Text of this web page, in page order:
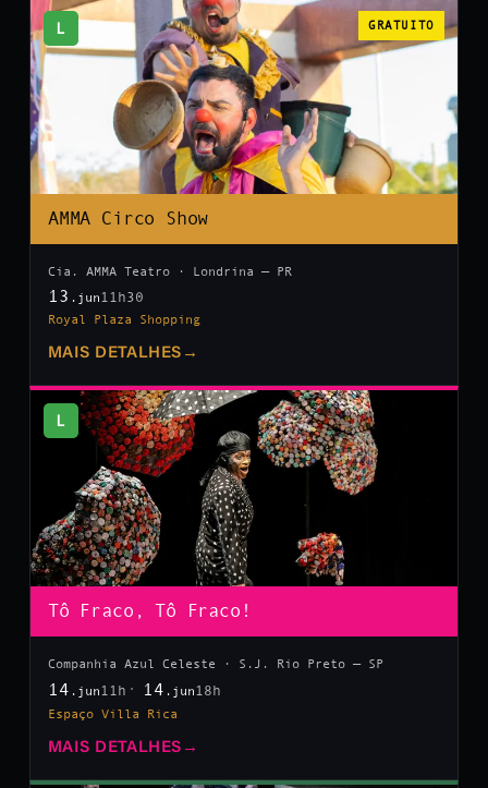
L GRATUITO
AMMA Circo Show
Cia. AMMA Teatro · Londrina — PR
13 .jun 11h30
Royal Plaza Shopping
MAIS DETALHES →
L
Tô Fraco, Tô Fraco!
Companhia Azul Celeste · S.J. Rio Preto — SP
14 .jun 11h 14 .jun 18h
Espaço Villa Rica
MAIS DETALHES →